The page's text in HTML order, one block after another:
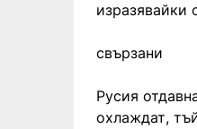
изразявайки
свързани
Русия
охлаждат,